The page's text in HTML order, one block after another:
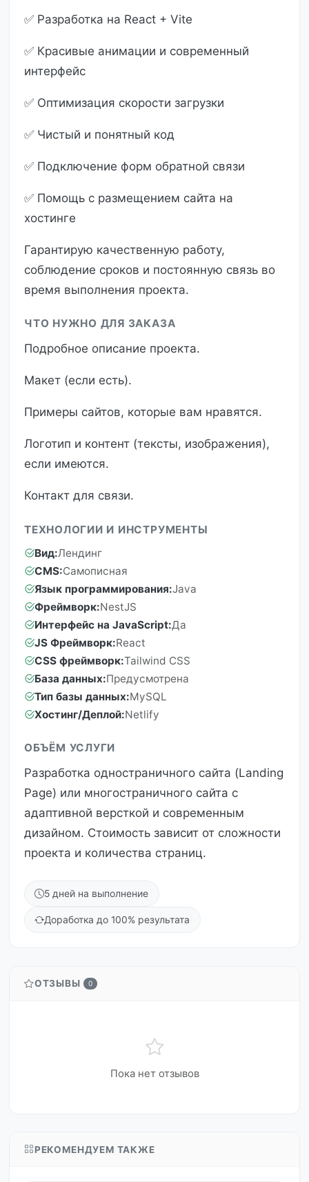
✅ Разработка на React + Vite
✅ Красивые анимации и современный
интерфейс
✅ Оптимизация скорости загрузки
✅ Чистый и понятный код
✅ Подключение форм обратной связи
✅ Помощь с размещением сайта на
хостинге
Гарантирую качественную работу,
соблюдение сроков и постоянную связь во
время выполнения проекта.
ЧТО НУЖНО ДЛЯ ЗАКАЗА
Подробное описание проекта.
Макет (если есть).
Примеры сайтов, которые вам нравятся.
Логотип и контент (тексты, изображения),
если имеются.
Контакт для связи.
ТЕХНОЛОГИИ И ИНСТРУМЕНТЫ
Вид:Лендинг
CMS:Самописная
Язык программирования:Java
Фреймворк:NestJS
Интерфейс на JavaScript:Да
JS Фреймворк:React
CSS фреймворк:Tailwind CSS
База данных:Предусмотрена
Тип базы данных:MySQL
Хостинг/Деплой:Netlify
ОБЪЁМ УСЛУГИ
Разработка одностраничного сайта (Landing
Page) или многостраничного сайта с
адаптивной версткой и современным
дизайном. Стоимость зависит от сложности
проекта и количества страниц.
5 дней на выполнение
Доработка до 100% результата
ОТЗЫВЫ 0
Пока нет отзывов
РЕКОМЕНДУЕМ ТАКЖЕ